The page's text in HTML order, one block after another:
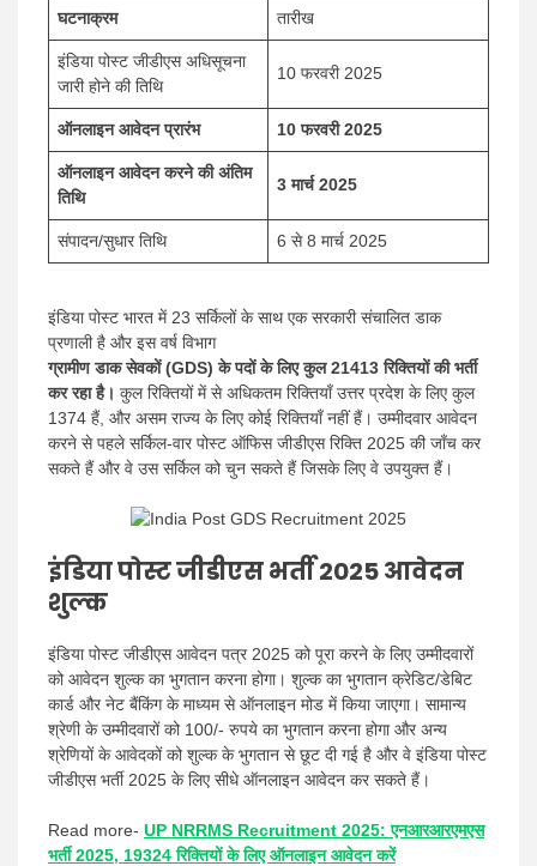
घटनाक्रम तारीख
इंडिया पोस्ट जीडीएस अधिसूचना
जारी होने की तिथि
10 फरवरी 2025
ऑनलाइन आवेदन प्रारंभ 10 फरवरी 2025
ऑनलाइन आवेदन करने की अंतिम
तिथि
3 मार्च 2025
संपादन/सुधार तिथि 6 से 8 मार्च 2025
इंडिया पोस्ट भारत में 23 सर्किलों के साथ एक सरकारी संचालित डाक
प्रणाली है और इस वर्ष विभाग
ग्रामीण डाक सेवकों (GDS) के पदों के लिए कुल 21413 रिक्तियों की भर्ती
कर रहा है। कुल रिक्तियों में से अधिकतम रिक्तियाँ उत्तर प्रदेश के लिए कुल
1374 हैं, और असम राज्य के लिए कोई रिक्तियाँ नहीं हैं। उम्मीदवार आवेदन
करने से पहले सर्किल-वार पोस्ट ऑफिस जीडीएस रिक्ति 2025 की जाँच कर
सकते हैं और वे उस सर्किल को चुन सकते हैं जिसके लिए वे उपयुक्त हैं।
इंडिया पोस्ट जीडीएस भर्ती 2025 आवेदन
शुल्क
इंडिया पोस्ट जीडीएस आवेदन पत्र 2025 को पूरा करने के लिए उम्मीदवारों
को आवेदन शुल्क का भुगतान करना होगा। शुल्क का भुगतान क्रेडिट/डेबिट
कार्ड और नेट बैंकिंग के माध्यम से ऑनलाइन मोड में किया जाएगा। सामान्य
श्रेणी के उम्मीदवारों को 100/- रुपये का भुगतान करना होगा और अन्य
श्रेणियों के आवेदकों को शुल्क के भुगतान से छूट दी गई है और वे इंडिया पोस्ट
जीडीएस भर्ती 2025 के लिए सीधे ऑनलाइन आवेदन कर सकते हैं।
Read more- UP NRRMS Recruitment 2025: एनआरआरएमएस
भर्ती 2025, 19324 रिक्तियों के लिए ऑनलाइन आवेदन करें